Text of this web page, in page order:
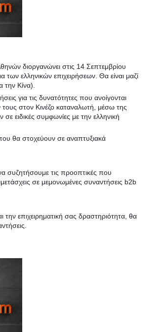
διοργανώνει στις 14 Σεπτεμβρίου
ελληνικών επιχειρήσεων. Θα είναι μαζί
Κίνα).
για τις δυνατότητες που ανοίγονται
στον Κινέζο καταναλωτή, μέσω της
ειδικές συμφωνίες με την ελληνική
θα στοχεύουν σε αναπτυξιακά
συζητήσουμε τις προοπτικές που
σε μεμονωμένες συναντήσεις b2b
επιχειρηματική σας δραστηριότητα, θα